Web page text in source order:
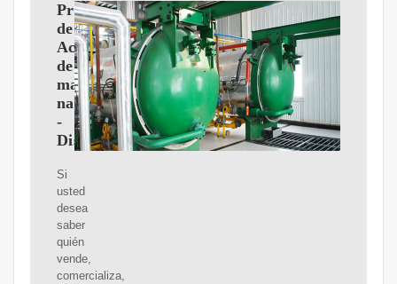
Proveedores
de
Aceite
de
macadamia
natural
-
Distribuidores
Si
usted
desea
saber
quién
vende,
comercializa,